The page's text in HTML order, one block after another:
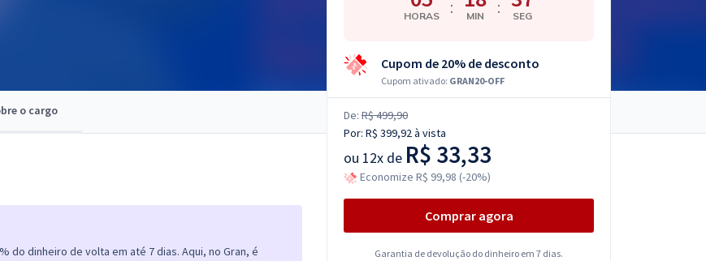
o cargo
do dinheiro de volta em até 7 dias. Aqui, no Gran, é
HORAS : MIN : SEG
Cupom de 20% de desconto
Cupom ativado: GRAN20-OFF
De: R$ 499,90
Por: R$ 399,92à vista
ou 12x de R$ 33,33
Economize R$ 99,98 (-20%)
Comprar agora
Garantia de devolução do dinheiro em 7 dias.